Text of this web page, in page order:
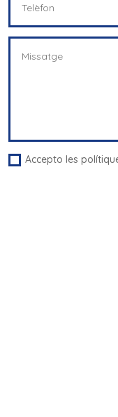
Accepto les